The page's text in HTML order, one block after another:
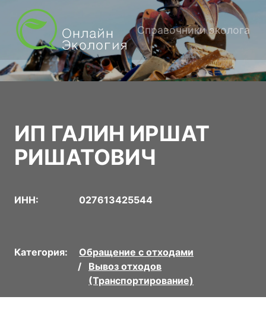
Справочники эколога
ИП ГАЛИН ИРШАТ
РИШАТОВИЧ
ИНН: 027613425544
Категория:
Обращение с отходами
Вывоз отходов
(Транспортирование)